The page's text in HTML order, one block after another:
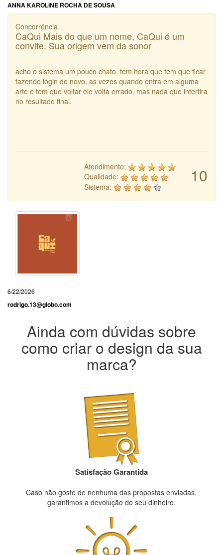
ANNA KAROLINE ROCHA DE SOUSA
Concorrência
CaQui Mais do que um nome, CaQui é um
convite. Sua origem vem da sonor
acho o sistema um pouco chato. tem hora que tem que ficar
fazendo login de novo, as vezes quando entra em alguma
arte e tem que voltar ele volta errado. mas nada que interfira
no resultado final.
10
Atendimento:
Qualidade:
Sistema:
6/22/2026
rodrigo.13@globo.com
Ainda com dúvidas sobre
como criar o design da sua
marca?
Satisfação Garantida
Caso não goste de nenhuma das propostas enviadas,
garantimos a devolução do seu dinheiro.